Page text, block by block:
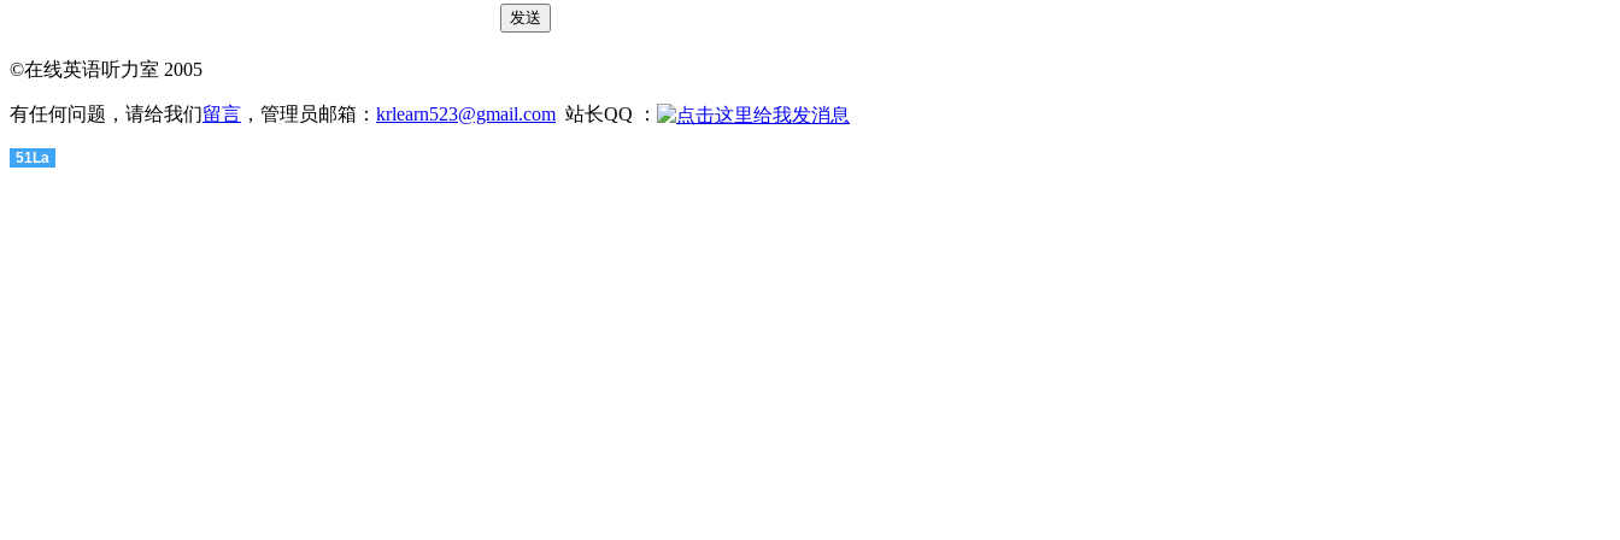
©在线英语听力室 2005
有任何问题，请给我们留言 ，管理员邮箱： krlearn523@gmail.com 站长QQ ：
51La